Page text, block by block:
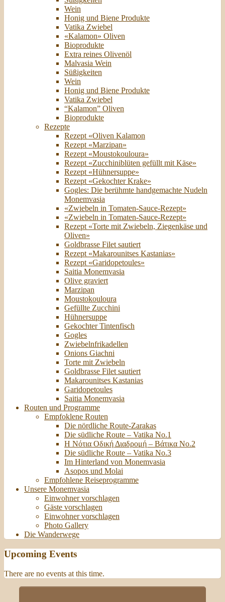
Wein
Honig und Biene Produkte
Vatika Zwiebel
«Kalamon» Oliven
Bioprodukte
Extra reines Olivenöl
Malvasia Wein
Süßigkeiten
Wein
Honig und Biene Produkte
Vatika Zwiebel
“Kalamon” Oliven
Bioprodukte
Rezepte
Rezept «Oliven Kalamon
Rezept «Marzipan»
Rezept «Moustokouloura»
Rezept «Zucchiniblüten gefüllt mit Käse»
Rezept «Hühnersuppe»
Rezept «Gekochter Krake»
Gogles: Die berühmte handgemachte Nudeln
Monemvasia
«Zwiebeln in Tomaten-Sauce-Rezept»
«Zwiebeln in Tomaten-Sauce-Rezept»
Rezept «Torte mit Zwiebeln, Ziegenkäse und
Oliven»
Goldbrasse Filet sautiert
Rezept «Makarounitses Kastanias»
Rezept «Garidopetoules»
Saitia Monemvasia
Olive graviert
Marzipan
Moustokouloura
Gefüllte Zucchini
Hühnersuppe
Gekochter Tintenfisch
Gogles
Zwiebelnfrikadellen
Onions Giachni
Torte mit Zwiebeln
Goldbrasse Filet sautiert
Makarounitses Kastanias
Garidopetoules
Saitia Monemvasia
Routen und Programme
Empfoklene Routen
Die nördliche Route-Zarakas
Die südliche Route – Vatika No.1
Η Νότια Οδική Διαδρομή – Βάτικα No.2
Die südliche Route – Vatika No.3
Im Hinterland von Monemvasia
Asopos und Molai
Empfohlene Reiseprogramme
Unsere Monemvasia
Einwohner vorschlagen
Gäste vorschlagen
Einwohner vorschlagen
Photo Gallery
Die Wanderwege
Upcoming Events
There are no events at this time.